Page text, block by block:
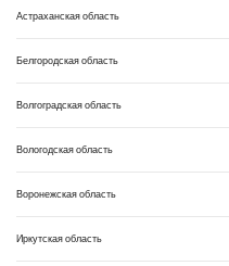
Астраханская область
Белгородская область
Волгоградская область
Вологодская область
Воронежская область
Иркутская область